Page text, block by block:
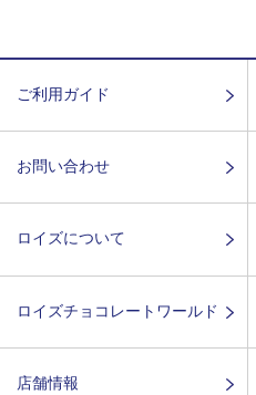
ご利用ガイド
お問い合わせ
ロイズについて
ロイズチョコレートワールド
店舗情報